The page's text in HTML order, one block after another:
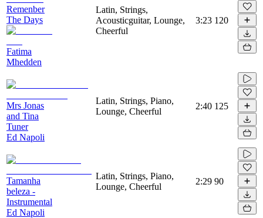
Remenber
The Days
Fatima
Mhedden
Latin, Strings,
Acousticguitar, Lounge,
Cheerful
3:23 120
Mrs Jonas
and Tina
Tuner
Ed Napoli
Latin, Strings, Piano,
Lounge, Cheerful
2:40 125
Tamanha
beleza -
Instrumental
Ed Napoli
Latin, Strings, Piano,
Lounge, Cheerful
2:29 90